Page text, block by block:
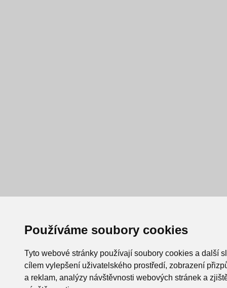
Používáme soubory cookies
Tyto webové stránky používají soubory cookies a další
cílem vylepšení uživatelského prostředí, zobrazení
a reklam, analýzy návštěvnosti webových stránek a